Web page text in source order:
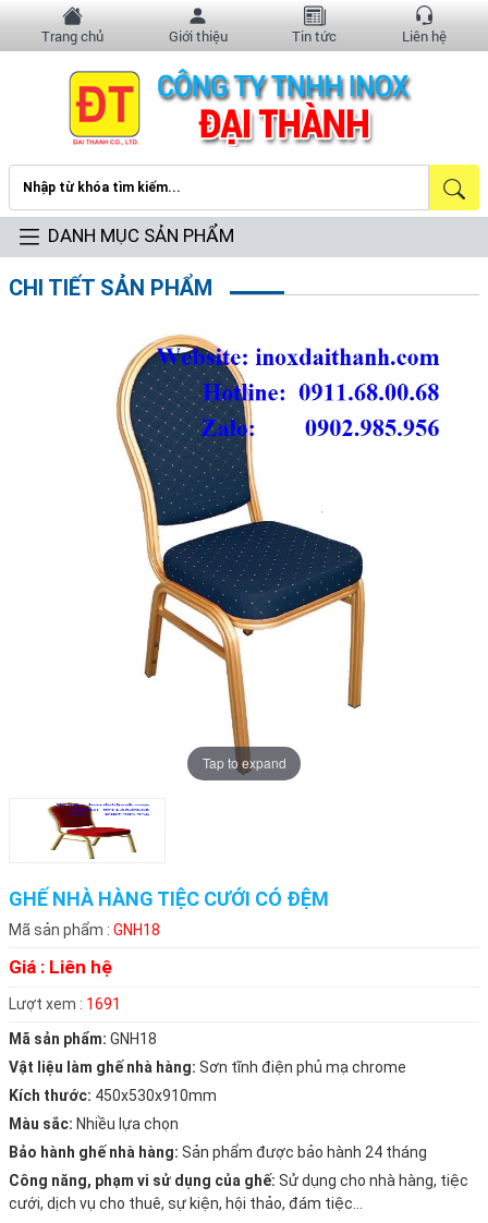
Trang chủ Giới thiệu Tin tức Liên hệ
DANH MỤC SẢN PHẨM
CHI TIẾT SẢN PHẨM
Tap to expand
GHẾ NHÀ HÀNG TIỆC CƯỚI CÓ ĐỆM
Mã sản phẩm : GNH18
Giá : Liên hệ
Lượt xem : 1691
Mã sản phẩm: GNH18
Vật liệu làm ghế nhà hàng: Sơn tĩnh điện phủ mạ chrome
Kích thước: 450x530x910mm
Màu sắc: Nhiều lựa chọn
Bảo hành ghế nhà hàng: Sản phẩm được bảo hành 24 tháng
Công năng, phạm vi sử dụng của ghế: Sử dụng cho nhà hàng, tiệc
cưới, dịch vụ cho thuê, sự kiện, hội thảo, đám tiệc...